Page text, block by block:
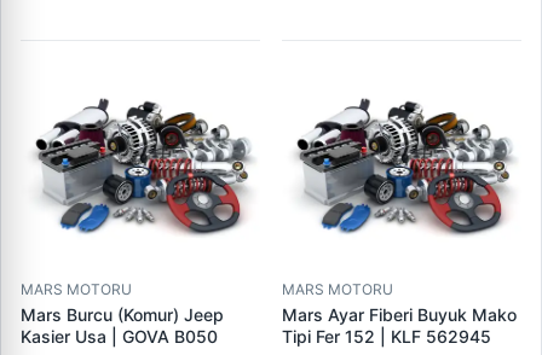
MARS MOTORU
Mars Burcu (Komur) Jeep
Kasier Usa | GOVA B050
MARS MOTORU
Mars Ayar Fiberi Buyuk Mako
Tipi Fer 152 | KLF 562945